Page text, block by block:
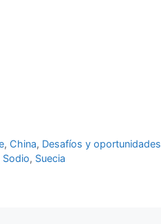
, China, Desafíos y oportunidades
Sodio, Suecia